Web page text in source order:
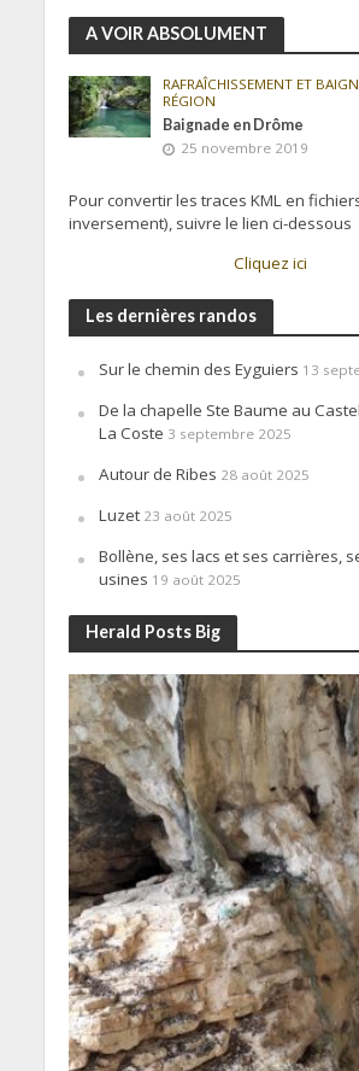
A VOIR ABSOLUMENT
RAFRAÎCHISSEMENT ET
RÉGION
Baignade en Drôme
25 novembre 2019
Pour convertir les traces KML en
inversement), suivre le lien ci-dessous
Cliquez ici
Les dernières randos
Sur le chemin des Eyguiers 13
De la chapelle Ste Baume au
La Coste 3 septembre 2025
Autour de Ribes 28 août 2025
Luzet 23 août 2025
Bollène, ses lacs et ses carrières,
usines 19 août 2025
Herald Posts Big